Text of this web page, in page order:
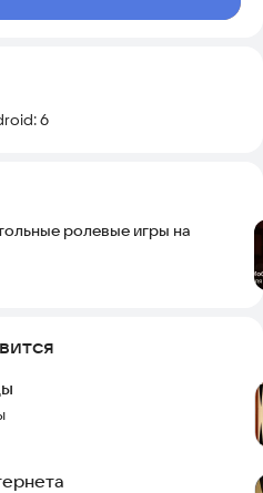
6
ролевые игры на